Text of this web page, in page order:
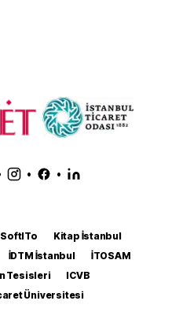
• •
SoftITo
Kitap İstanbul
İDTM İstanbul
İTOSAM
Tesisleri
ICVB
Üniversitesi